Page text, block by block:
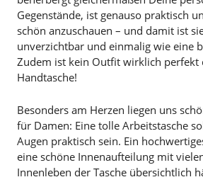
Gegenstände, ist genauso praktisch
schön anzuschauen – und damit ist
unverzichtbar und einmalig wie eine
Zudem ist kein Outfit wirklich perfekt
Handtasche!
Besonders am Herzen liegen uns
für Damen: Eine tolle Arbeitstasche
Augen praktisch sein. Ein
eine schöne Innenaufteilung mit
Innenleben der Tasche übersichtlich